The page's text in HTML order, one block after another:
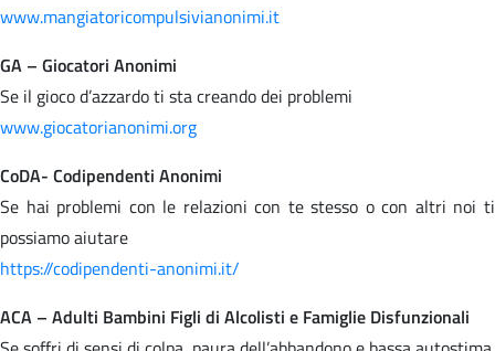
www.mangiatoricompulsivianonimi.it
GA – Giocatori Anonimi
Se il gioco d’azzardo ti sta creando dei problemi
www.giocatorianonimi.org
CoDA- Codipendenti Anonimi
Se hai problemi con le relazioni con te stesso o con altri noi ti
possiamo aiutare
https://codipendenti-anonimi.it/
ACA – Adulti Bambini Figli di Alcolisti e Famiglie Disfunzionali